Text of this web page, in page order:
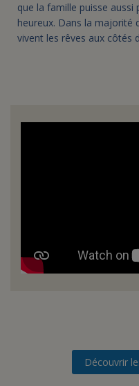
que la famille puisse
heureux. Dans la majorité
vivent les rêves aux côtés
Découvrir